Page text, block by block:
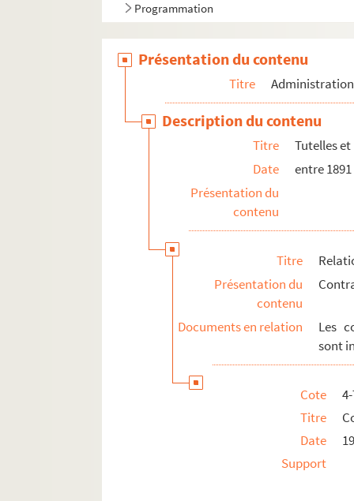
Programmation
Présentation du contenu
Titre Administration
Description du contenu
Titre
Tutelles
Date
entre
Présentation du
contenu
Titre
Présentation du
contenu
Documents en relation
Les
sont
Cote
Titre
Date
Support